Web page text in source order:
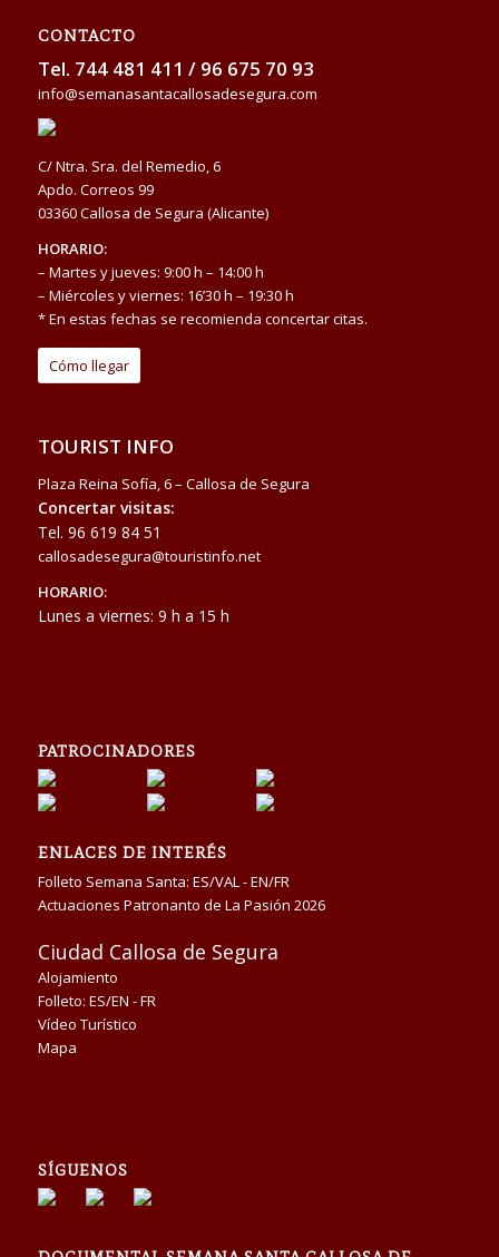
CONTACTO
Tel. 744 481 411 / 96 675 70 93
info@semanasantacallosadesegura.com
C/ Ntra. Sra. del Remedio, 6
Apdo. Correos 99
03360 Callosa de Segura (Alicante)
HORARIO:
– Martes y jueves: 9:00 h – 14:00 h
– Miércoles y viernes: 16’30 h – 19:30 h
* En estas fechas se recomienda concertar citas.
Cómo llegar
TOURIST INFO
Plaza Reina Sofía, 6 – Callosa de Segura
Concertar visitas:
Tel. 96 619 84 51
callosadesegura@touristinfo.net
HORARIO:
Lunes a viernes: 9 h a 15 h
PATROCINADORES
ENLACES DE INTERÉS
Folleto Semana Santa: ES/VAL-EN/FR
Actuaciones Patronanto de La Pasión 2026
Ciudad Callosa de Segura
Alojamiento
Folleto: ES/EN -FR
Vídeo Turístico
Mapa
SÍGUENOS